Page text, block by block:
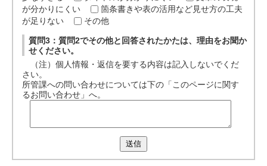
が分かりにくい
箇条書きや表の活用など見せ方の工夫
が足りない
その他
質問3：質問2でその他と回答されたかたは、理由をお聞か
せください。
（注）個人情報・返信を要する内容は記入しないでくだ
さい。
所管課への問い合わせについては下の「このページに関す
るお問い合わせ」へ。
送信